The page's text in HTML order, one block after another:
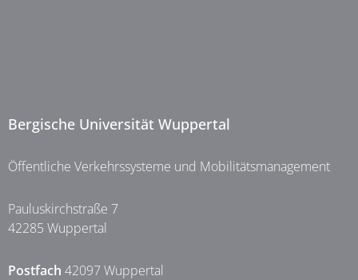
Bergische Universität Wuppertal
Öffentliche Verkehrssysteme und Mobilitätsmanagement
Pauluskirchstraße 7
42285 Wuppertal
Postfach 42097 Wuppertal